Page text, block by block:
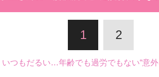
1 2
つもだるい…年齢でも過労でもない“意外